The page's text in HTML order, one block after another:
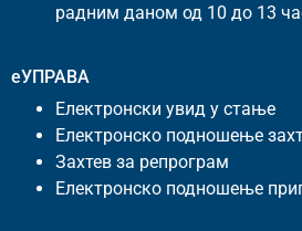
радним даном од 10 до 13
еУПРАВА
Електронски увид у стање
Електронско подношење
Захтев за репрограм
Електронско подношење